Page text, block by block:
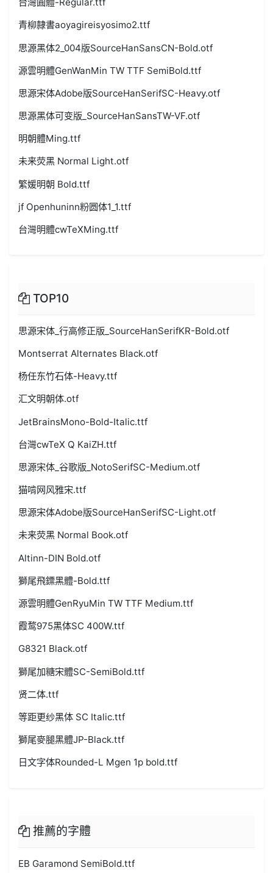
青柳隷書aoyagireisyosimo2.ttf
思源黑体2_004版SourceHanSansCN-Bold.otf
源雲明體GenWanMin TW TTF SemiBold.ttf
思源宋体Adobe版SourceHanSerifSC-Heavy.otf
思源黑体可变版_SourceHanSansTW-VF.otf
明朝體Ming.ttf
未来荧黑 Normal Light.otf
繁媛明朝 Bold.ttf
jf Openhuninn粉圆体1_1.ttf
台灣明體cwTeXMing.ttf
TOP10
思源宋体_行高修正版_SourceHanSerifKR-Bold.otf
Montserrat Alternates Black.otf
杨任东竹石体-Heavy.ttf
汇文明朝体.otf
JetBrainsMono-Bold-Italic.ttf
台灣cwTeX Q KaiZH.ttf
思源宋体_谷歌版_NotoSerifSC-Medium.otf
猫啃网风雅宋.ttf
思源宋体Adobe版SourceHanSerifSC-Light.otf
未来荧黑 Normal Book.otf
Altinn-DIN Bold.otf
獅尾飛鏢黑體-Bold.ttf
源雲明體GenRyuMin TW TTF Medium.ttf
霞鹜975黑体SC 400W.ttf
G8321 Black.otf
獅尾加糖宋體SC-SemiBold.ttf
贤二体.ttf
等距更纱黑体 SC Italic.ttf
獅尾麥腿黑體JP-Black.ttf
日文字体Rounded-L Mgen 1p bold.ttf
推薦的字體
EB Garamond SemiBold.ttf